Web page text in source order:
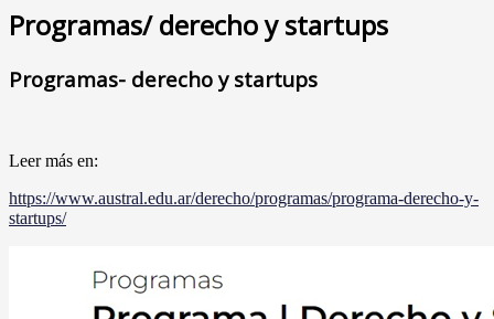
Programas/ derecho y startups
Programas- derecho y startups
Leer más en:
https://www.austral.edu.ar/derecho/programas/programa-derecho-y-
startups/